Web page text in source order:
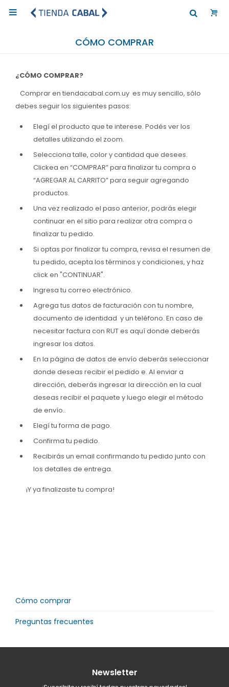

CÓMO COMPRAR
¿CÓMO COMPRAR?
Comprar en tiendacabal.com.uy es muy sencillo, sólo
debes seguir los siguientes pasos:
Elegí el producto que te interese. Podés ver los
detalles utilizando el zoom.
Selecciona talle, color y cantidad que desees.
Clickea en “COMPRAR” para finalizar tu compra o
“AGREGAR AL CARRITO” para seguir agregando
productos.
Una vez realizado el paso anterior, podrás elegir
continuar en el sitio para realizar otra compra o
finalizar tu pedido.
Si optas por finalizar tu compra, revisa el resumen de
tu pedido, acepta los términos y condiciones, y haz
click en "CONTINUAR".
Ingresa tu correo electrónico.
Agrega tus datos de facturación con tu nombre,
documento de identidad y un teléfono. En caso de
necesitar factura con RUT es aquí donde deberás
ingresar los datos.
En la página de datos de envío deberás seleccionar
donde deseas recibir el pedido e. Al enviar a
dirección, deberás ingresar la dirección en la cual
deseas recibir el paquete y luego elegir el método
de envío..
Elegí tu forma de pago.
Confirma tu pedido.
Recibirás un email confirmando tu pedido junto con
los detalles de entrega.
¡Y ya finalizaste tu compra!
Cómo comprar
Preguntas frecuentes
Newsletter